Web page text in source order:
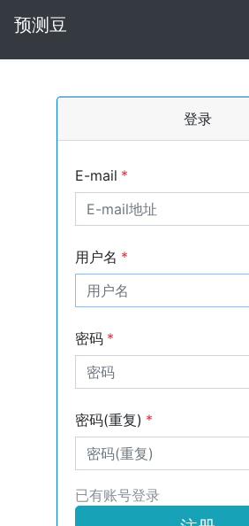
预测豆
登录
E-mail *
用户名 *
密码 *
密码(重复) *
已有账号登录